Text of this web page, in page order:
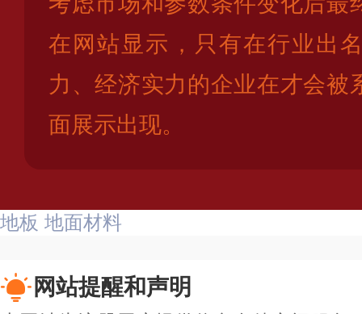
在网站显示，只有在行业出
力、经济实力的企业在才会被
面展示出现。
地板 地面材料
网站提醒和声明